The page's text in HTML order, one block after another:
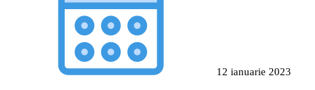
12 ianuarie 2023